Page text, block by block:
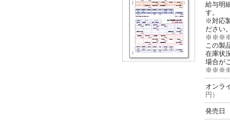
給与明
す。
※対応
ださい
この製
在庫状
場合が
オン
円）
発売日